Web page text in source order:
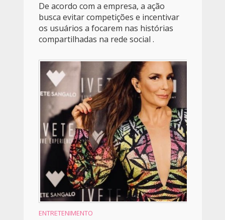
De acordo com a empresa, a ação
busca evitar competições e incentivar
os usuários a focarem nas histórias
compartilhadas na rede social .
ENTRETENIMENTO